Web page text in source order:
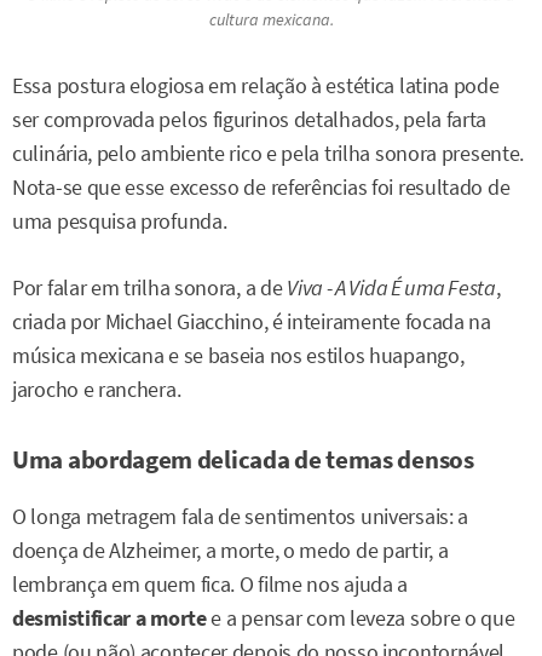
cultura mexicana.
Essa postura elogiosa em relação à estética latina pode
ser comprovada pelos figurinos detalhados, pela farta
culinária, pelo ambiente rico e pela trilha sonora presente.
Nota-se que esse excesso de referências foi resultado de
uma pesquisa profunda.
Por falar em trilha sonora, a deViva - A Vida É uma Festa,
criada por Michael Giacchino, é inteiramente focada na
música mexicana e se baseia nos estilos huapango,
jarocho e ranchera.
Uma abordagem delicada de temas densos
O longa metragem fala de sentimentos universais: a
doença de Alzheimer, a morte, o medo de partir, a
lembrança em quem fica. O filme nos ajuda a
desmistificar a mortee a pensar com leveza sobre o que